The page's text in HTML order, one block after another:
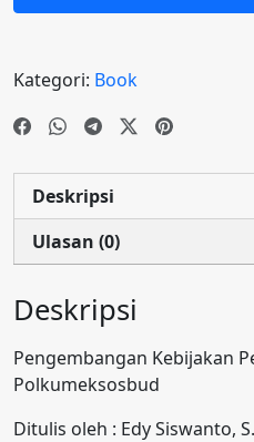
Kategori: Book
Deskripsi
Ulasan (0)
Deskripsi
Pengembangan Kebijakan
Polkumeksosbud
Ditulis oleh : Edy Siswanto,